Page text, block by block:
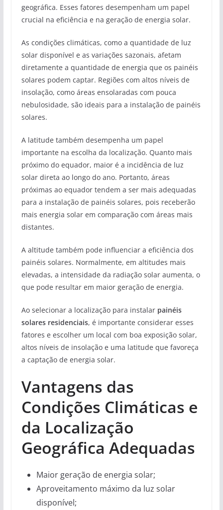
geográfica. Esses fatores desempenham um papel
crucial na eficiência e na geração de energia solar.
As condições climáticas, como a quantidade de luz
solar disponível e as variações sazonais, afetam
diretamente a quantidade de energia que os painéis
solares podem captar. Regiões com altos níveis de
insolação, como áreas ensolaradas com pouca
nebulosidade, são ideais para a instalação de painéis
solares.
A latitude também desempenha um papel
importante na escolha da localização. Quanto mais
próximo do equador, maior é a incidência de luz
solar direta ao longo do ano. Portanto, áreas
próximas ao equador tendem a ser mais adequadas
para a instalação de painéis solares, pois receberão
mais energia solar em comparação com áreas mais
distantes.
A altitude também pode influenciar a eficiência dos
painéis solares. Normalmente, em altitudes mais
elevadas, a intensidade da radiação solar aumenta, o
que pode resultar em maior geração de energia.
Ao selecionar a localização para instalar painéis
solares residenciais, é importante considerar esses
fatores e escolher um local com boa exposição solar,
altos níveis de insolação e uma latitude que favoreça
a captação de energia solar.
Vantagens das
Condições Climáticas e
da Localização
Geográfica Adequadas
Maior geração de energia solar;
Aproveitamento máximo da luz solar
disponível;